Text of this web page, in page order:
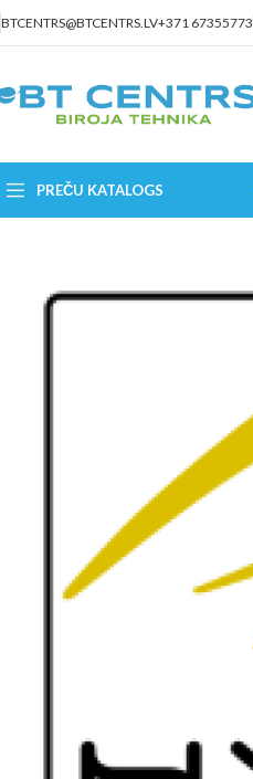
BTCENTRS@BTCENTRS.LV+371 67355773
PREČU KATALOGS